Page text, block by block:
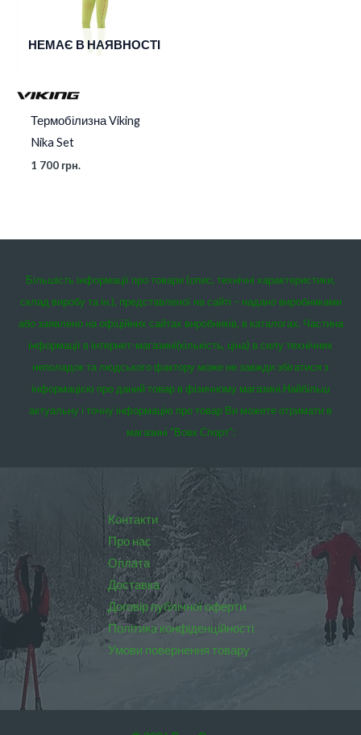
НЕМАЄ В НАЯВНОСТІ
Термобілизна Viking
Nika Set
1 700 грн.
Більшість інформації про товари (опис, технічні характеристики,
склад виробу та ін.), представленої на сайті – надано виробниками
або заявлено на офіційних сайтах виробників, в каталогах. Частина
інформації в інтернет-магазині(кількість, ціна) в силу технічних
неполадок та людського фактору може не завжди збігатися з
інформацією про даний товар в фізичному магазині.Найбільш
актуальну і точну інформацію про товар Ви можете отримати в
магазині “Вовк Спорт”:
Контакти
Про нас
Оплата
Доставка
Договір публічної оферти
Політика конфіденційності
Умови повернення товару